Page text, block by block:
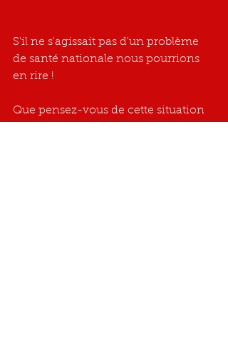
S'il ne s'agissait pas d'un problème
de santé nationale nous pourrions
en rire !
Que pensez-vous de cette situation